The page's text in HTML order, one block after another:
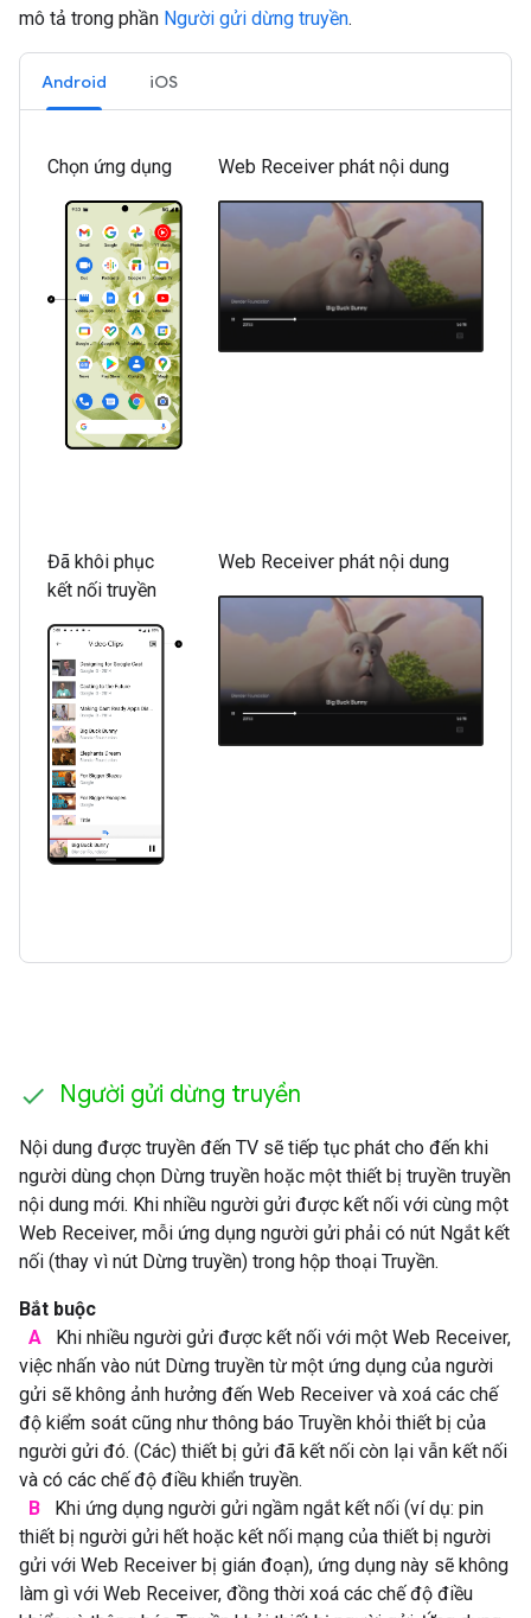
mô tả trong phần Người gửi dừng truyền.
Android iOS
Chọn ứng dụng Web Receiver phát nội dung
Đã khôi phục
kết nối truyền
Web Receiver phát nội dung
Người gửi dừng truyền
Nội dung được truyền đến TV sẽ tiếp tục phát cho đến khi
người dùng chọn Dừng truyền hoặc một thiết bị truyền truyền
nội dung mới. Khi nhiều người gửi được kết nối với cùng một
Web Receiver, mỗi ứng dụng người gửi phải có nút Ngắt kết
nối (thay vì nút Dừng truyền) trong hộp thoại Truyền.
Bắt buộc
A
Khi nhiều người gửi được kết nối với một Web Receiver,
việc nhấn vào nút Dừng truyền từ một ứng dụng của người
gửi sẽ không ảnh hưởng đến Web Receiver và xoá các chế
độ kiểm soát cũng như thông báo Truyền khỏi thiết bị của
người gửi đó. (Các) thiết bị gửi đã kết nối còn lại vẫn kết nối
và có các chế độ điều khiển truyền.
B
Khi ứng dụng người gửi ngầm ngắt kết nối (ví dụ: pin
thiết bị người gửi hết hoặc kết nối mạng của thiết bị người
gửi với Web Receiver bị gián đoạn), ứng dụng này sẽ không
làm gì với Web Receiver, đồng thời xoá các chế độ điều